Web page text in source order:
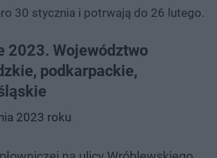
30 stycznia i potrwają do 26 lutego.
2023. Województwo
podkarpackie,
2023 roku